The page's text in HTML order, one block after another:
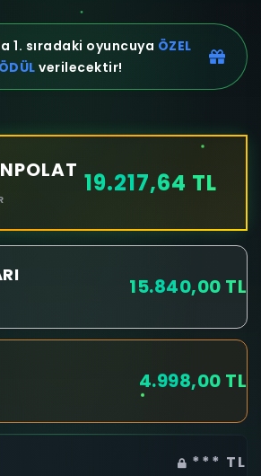
1. sıradaki oyuncuya ÖZEL
ÖDÜL verilecektir!
19.217,64 TL
15.840,00 TL
4.998,00 TL
*** TL